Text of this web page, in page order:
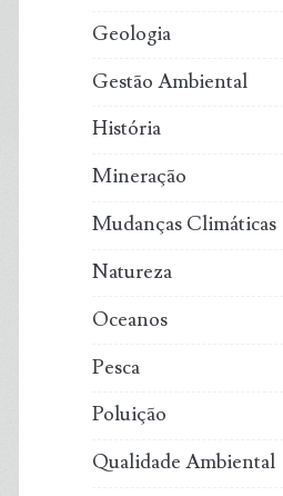
Geologia
Gestão Ambiental
História
Mineração
Mudanças Climáticas
Natureza
Oceanos
Pesca
Poluição
Qualidade Ambiental